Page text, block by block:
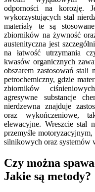
odporności na korozję.
wykorzystujących stal
materiały te są
zbiorników na żywność
austenityczna jest
na łatwość utrzymania
kwasów organicznych
obszarem zastosowań stali
petrochemiczny, gdzie
zbiorników
agresywne substancje
nierdzewna znajduje
oraz wykończeniowe,
elewacyjne. Wreszcie stal
przemyśle
silnikowych oraz systemów
Czy można
Jakie są metody?